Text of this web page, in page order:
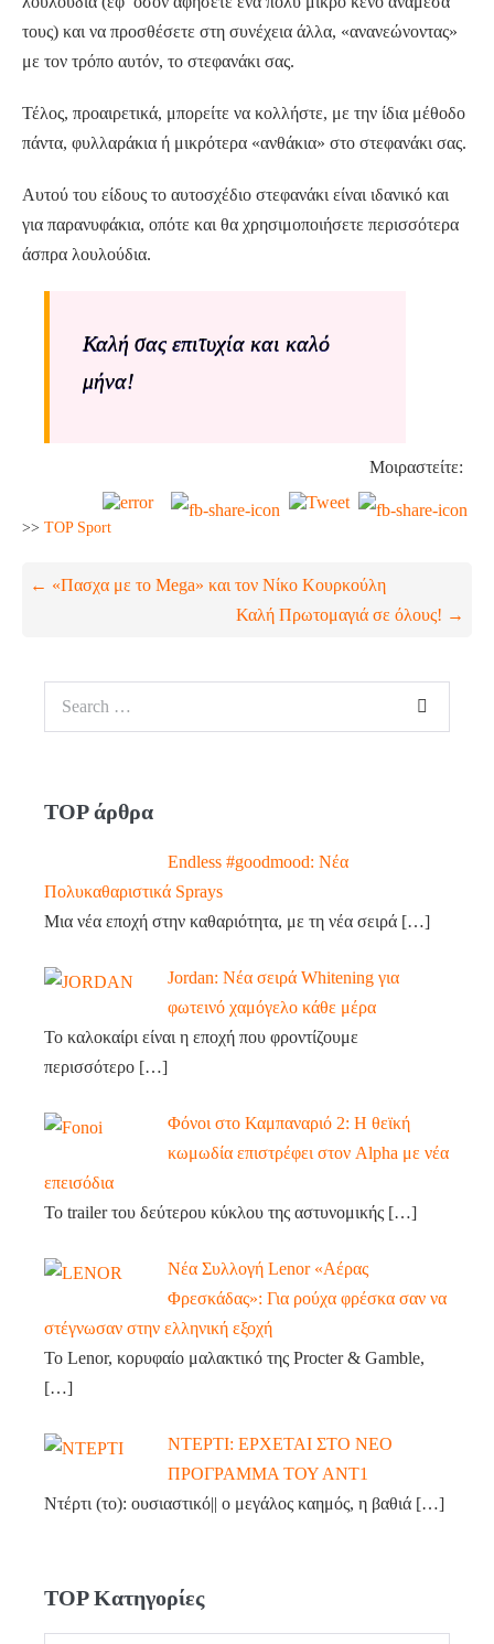
τους) και να προσθέσετε στη συνέχεια άλλα, «ανανεώνοντας»
με τον τρόπο αυτόν, το στεφανάκι σας.
Τέλος, προαιρετικά, μπορείτε να κολλήστε, με την ίδια μέθοδο
πάντα, φυλλαράκια ή μικρότερα «ανθάκια» στο στεφανάκι σας.
Αυτού του είδους το αυτοσχέδιο στεφανάκι είναι ιδανικό και
για παρανυφάκια, οπότε και θα χρησιμοποιήσετε περισσότερα
άσπρα λουλούδια.
Καλή σας επιτυχία και καλό
μήνα!
Μοιραστείτε:
>> TOP Sport
← «Πασχα με το Mega» και τον Νίκο Κουρκούλη
Καλή Πρωτομαγιά σε όλους! →
TOP άρθρα
Endless #goodmood: Νέα
Πολυκαθαριστικά Sprays
Μια νέα εποχή στην καθαριότητα, με τη νέα σειρά […]
Jordan: Νέα σειρά Whitening για
φωτεινό χαμόγελο κάθε μέρα
Το καλοκαίρι είναι η εποχή που φροντίζουμε
περισσότερο […]
Φόνοι στο Καμπαναριό 2: Η θεϊκή
κωμωδία επιστρέφει στον Alpha με νέα
επεισόδια
Το trailer του δεύτερου κύκλου της αστυνομικής […]
Νέα Συλλογή Lenor «Αέρας
Φρεσκάδας»: Για ρούχα φρέσκα σαν να
στέγνωσαν στην ελληνική εξοχή
Το Lenor, κορυφαίο μαλακτικό της Procter & Gamble,
[…]
ΝΤΕΡΤΙ: ΕΡΧΕΤΑΙ ΣΤΟ ΝΕΟ
ΠΡΟΓΡΑΜΜΑ ΤΟΥ ΑΝΤ1
Ντέρτι (το): ουσιαστικό|| ο μεγάλος καημός, η βαθιά […]
TOP Κατηγορίες